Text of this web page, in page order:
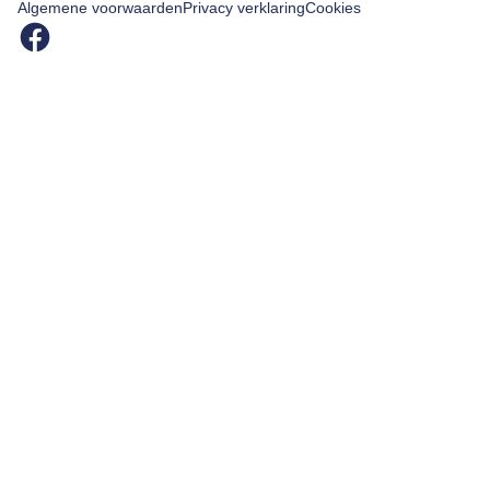
Algemene voorwaardenPrivacy verklaringCookies